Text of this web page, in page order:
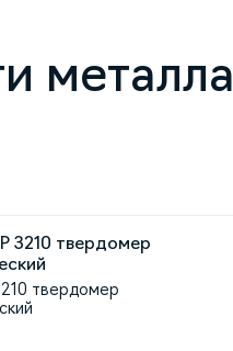
металла
твердомер